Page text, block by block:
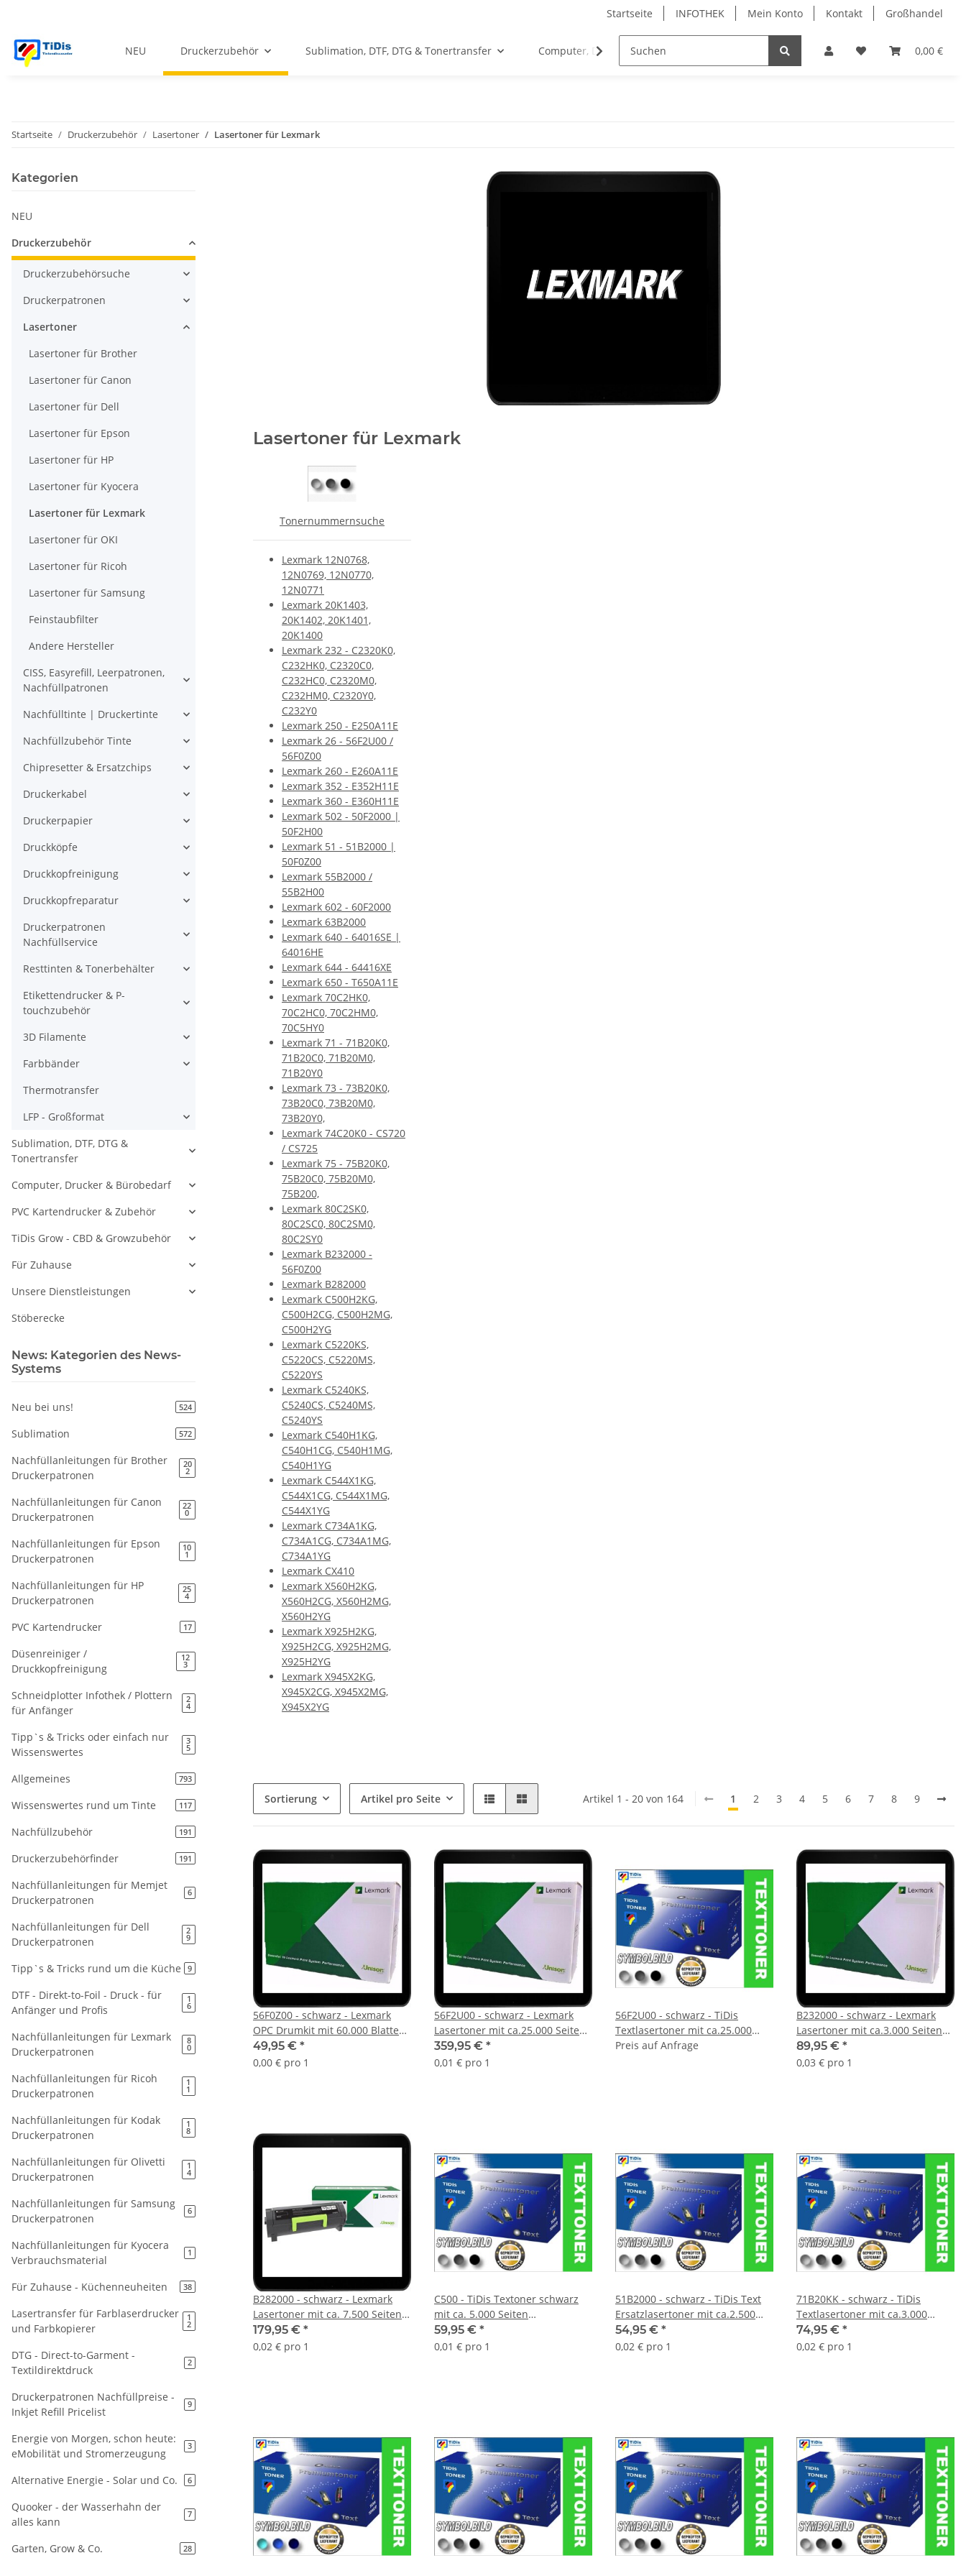
Startseite INFOTHEK Mein Konto Kontakt Großhandel
0,00 €
NEU Druckerzubehör Sublimation, DTF, DTG & Tonertransfer Computer, Drucker & Bürobedarf PVC Kartendrucker & Zubehör TiDis
Startseite Druckerzubehör Lasertoner Lasertoner für Lexmark
Lasertoner für Lexmark
Tonernummernsuche
Lexmark 12N0768,
12N0769, 12N0770,
12N0771
Lexmark 20K1403,
20K1402, 20K1401,
20K1400
Lexmark 232 - C2320K0,
C232HK0, C2320C0,
C232HC0, C2320M0,
C232HM0, C2320Y0,
C232Y0
Lexmark 250 - E250A11E
Lexmark 26 - 56F2U00 /
56F0Z00
Lexmark 260 - E260A11E
Lexmark 352 - E352H11E
Lexmark 360 - E360H11E
Lexmark 502 - 50F2000 |
50F2H00
Lexmark 51 - 51B2000 |
50F0Z00
Lexmark 55B2000 /
55B2H00
Lexmark 602 - 60F2000
Lexmark 63B2000
Lexmark 640 - 64016SE |
64016HE
Lexmark 644 - 64416XE
Lexmark 650 - T650A11E
Lexmark 70C2HK0,
70C2HC0, 70C2HM0,
70C5HY0
Lexmark 71 - 71B20K0,
71B20C0, 71B20M0,
71B20Y0
Lexmark 73 - 73B20K0,
73B20C0, 73B20M0,
73B20Y0,
Lexmark 74C20K0 - CS720
/ CS725
Lexmark 75 - 75B20K0,
75B20C0, 75B20M0,
75B200,
Lexmark 80C2SK0,
80C2SC0, 80C2SM0,
80C2SY0
Lexmark B232000 -
56F0Z00
Lexmark B282000
Lexmark C500H2KG,
C500H2CG, C500H2MG,
C500H2YG
Lexmark C5220KS,
C5220CS, C5220MS,
C5220YS
Lexmark C5240KS,
C5240CS, C5240MS,
C5240YS
Lexmark C540H1KG,
C540H1CG, C540H1MG,
C540H1YG
Lexmark C544X1KG,
C544X1CG, C544X1MG,
C544X1YG
Lexmark C734A1KG,
C734A1CG, C734A1MG,
C734A1YG
Lexmark CX410
Lexmark X560H2KG,
X560H2CG, X560H2MG,
X560H2YG
Lexmark X925H2KG,
X925H2CG, X925H2MG,
X925H2YG
Lexmark X945X2KG,
X945X2CG, X945X2MG,
X945X2YG
Sortierung Artikel pro Seite Artikel 1 - 20 von 164 1 2 3 4 5 6 7 8 9
56F0Z00 - schwarz - Lexmark
OPC Drumkit mit 60.000 Blatten
Seitenleistung nach Iso
49,95 € *
0,00 € pro 1
56F2U00 - schwarz - Lexmark
Lasertoner mit ca.25.000 Seiten
Druckleistung nach Iso
359,95 € *
0,01 € pro 1
56F2U00 - schwarz - TiDis
Textlasertoner mit ca.25.000
Seiten Druckleistung nach Iso -
Preis auf Anfrage
B232000 - schwarz - Lexmark
Lasertoner mit ca.3.000 Seiten
Druckleistung nach Iso
89,95 € *
0,03 € pro 1
B282000 - schwarz - Lexmark
Lasertoner mit ca. 7.500 Seiten
Druckleistung
179,95 € *
0,02 € pro 1
C500 - TiDis Textoner schwarz
mit ca. 5.000 Seiten
Druckleistung - ersetzt
C500H2KG
59,95 € *
0,01 € pro 1
51B2000 - schwarz - TiDis Text
Ersatzlasertoner mit ca.2.500
Seiten Druckleistung nach Iso
54,95 € *
0,02 € pro 1
71B20KK - schwarz - TiDis
Textlasertoner mit ca.3.000
Seiten Druckleistung nach Iso
74,95 € *
0,02 € pro 1
Kategorien
NEU
Druckerzubehör
Druckerzubehörsuche
Druckerpatronen
Lasertoner
Lasertoner für Brother
Lasertoner für Canon
Lasertoner für Dell
Lasertoner für Epson
Lasertoner für HP
Lasertoner für Kyocera
Lasertoner für Lexmark
Lasertoner für OKI
Lasertoner für Ricoh
Lasertoner für Samsung
Feinstaubfilter
Andere Hersteller
CISS, Easyrefill, Leerpatronen,
Nachfüllpatronen
Nachfülltinte | Druckertinte
Nachfüllzubehör Tinte
Chipresetter & Ersatzchips
Druckerkabel
Druckerpapier
Druckköpfe
Druckkopfreinigung
Druckkopfreparatur
Druckerpatronen
Nachfüllservice
Resttinten & Tonerbehälter
Etikettendrucker & P-
touchzubehör
3D Filamente
Farbbänder
Thermotransfer
LFP - Großformat
Sublimation, DTF, DTG &
Tonertransfer
Computer, Drucker & Bürobedarf
PVC Kartendrucker & Zubehör
TiDis Grow - CBD & Growzubehör
Für Zuhause
Unsere Dienstleistungen
Stöberecke
News: Kategorien des News-
Systems
Neu bei uns! 524
Sublimation 572
Nachfüllanleitungen für Brother
Druckerpatronen
20
2
Nachfüllanleitungen für Canon
Druckerpatronen
22
0
Nachfüllanleitungen für Epson
Druckerpatronen
10
1
Nachfüllanleitungen für HP
Druckerpatronen
25
4
PVC Kartendrucker 17
Düsenreiniger /
Druckkopfreinigung
12
3
Schneidplotter Infothek / Plottern
für Anfänger
2
4
Tipp`s & Tricks oder einfach nur
Wissenswertes
3
5
Allgemeines 793
Wissenswertes rund um Tinte 117
Nachfüllzubehör 191
Druckerzubehörfinder 191
Nachfüllanleitungen für Memjet
Druckerpatronen
6
Nachfüllanleitungen für Dell
Druckerpatronen
2
9
Tipp`s & Tricks rund um die Küche 9
DTF - Direkt-to-Foil - Druck - für
Anfänger und Profis
1
6
Nachfüllanleitungen für Lexmark
Druckerpatronen
8
0
Nachfüllanleitungen für Ricoh
Druckerpatronen
1
1
Nachfüllanleitungen für Kodak
Druckerpatronen
1
8
Nachfüllanleitungen für Olivetti
Druckerpatronen
1
4
Nachfüllanleitungen für Samsung
Druckerpatronen
6
Nachfüllanleitungen für Kyocera
Verbrauchsmaterial
1
Für Zuhause - Küchenneuheiten 38
Lasertransfer für Farblaserdrucker
und Farbkopierer
1
2
DTG - Direct-to-Garment -
Textildirektdruck
2
Druckerpatronen Nachfüllpreise -
Inkjet Refill Pricelist
9
Energie von Morgen, schon heute:
eMobilität und Stromerzeugung
3
Alternative Energie - Solar und Co. 6
Quooker - der Wasserhahn der
alles kann
7
Garten, Grow & Co. 28